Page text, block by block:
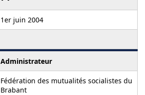
1er juin 2004
Administrateur
Fédération des mutualités socialistes du
Brabant